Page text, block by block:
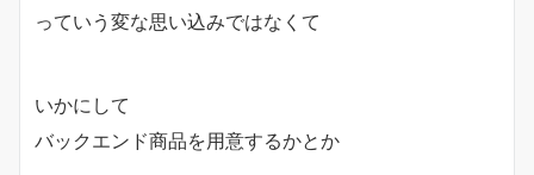
っていう変な思い込みではなくて
いかにして
バックエンド商品を用意するかとか